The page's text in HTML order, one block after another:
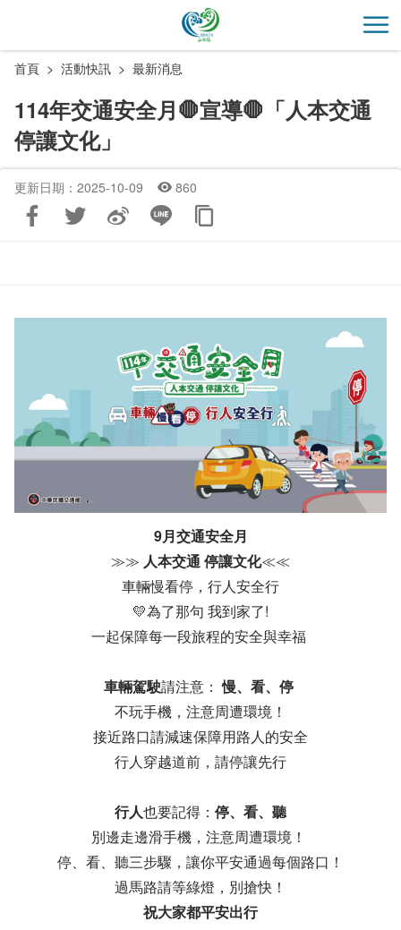
主
開
首頁 活動快訊 最新消息
114年交通安全月🛑宣導🛑「人本交通
停讓文化」
更新日期：2025-10-09 860
9月交通安全月
≫≫ 人本交通 停讓文化≪≪
車輛慢看停，行人安全行
💛為了那句 我到家了!
一起保障每一段旅程的安全與幸福
車輛駕駛請注意：慢、看、停
不玩手機，注意周遭環境！
接近路口請減速保障用路人的安全
行人穿越道前，請停讓先行
行人也要記得： 停、看、聽
別邊走邊滑手機，注意周遭環境！
停、看、聽三步驟，讓你平安通過每個路口！
過馬路請等綠燈，別搶快！
祝大家都平安出行